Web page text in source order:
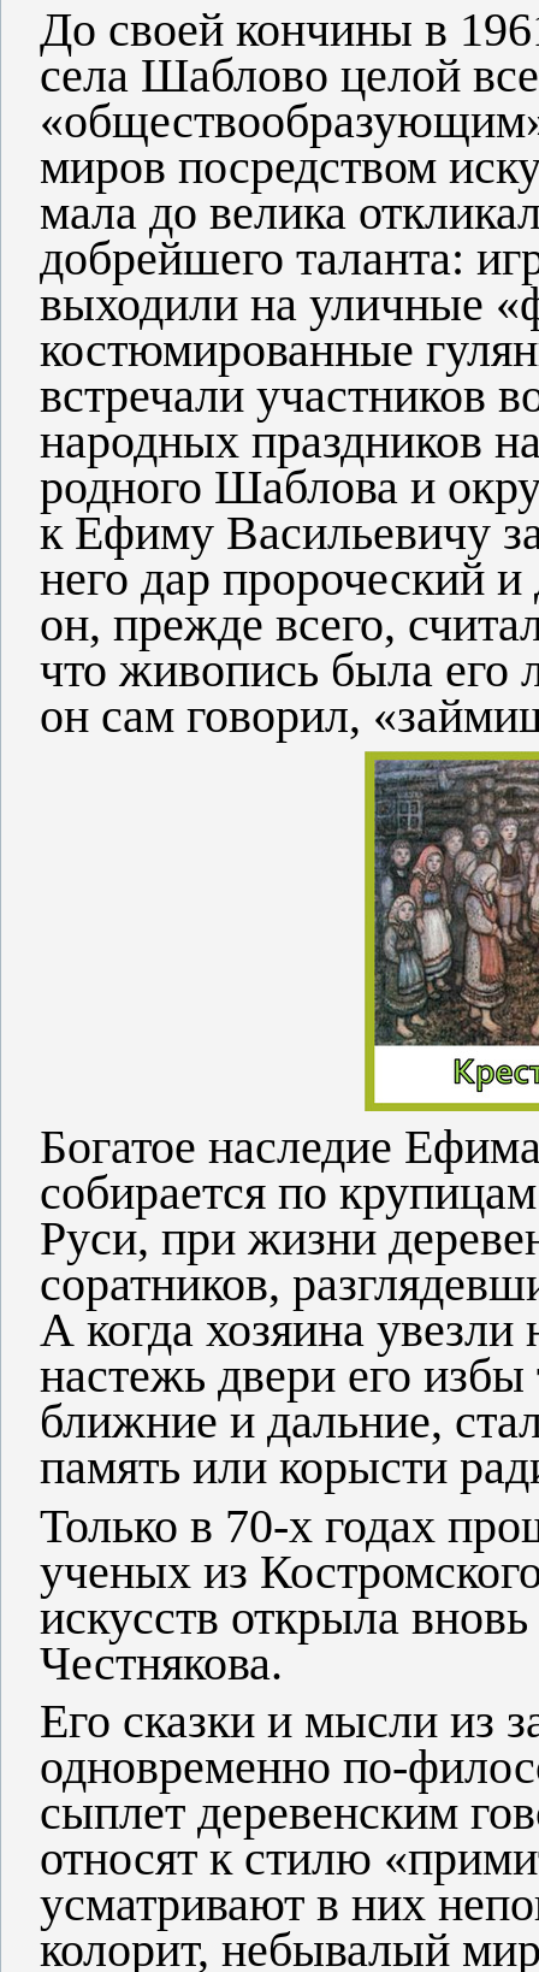
До своей кончины в
села Шаблово целой
миров посредством
мала до велика
добрейшего таланта:
выходили на уличные
костюмированные
встречали участников
народных праздников
родного Шаблова и
к Ефиму Васильевичу
него дар пророческий
он, прежде всего,
что живопись была
он сам говорил,
Богатое наследие
собирается по
Руси, при жизни
соратников,
А когда хозяина
настежь двери его
ближние и дальние,
память или корысти
Только в 70-х годах
ученых из
искусств открыла
Честнякова.
Его сказки и мысли из
одновременно по-
сыплет деревенским
относят к стилю
усматривают в них
колорит, небывалый